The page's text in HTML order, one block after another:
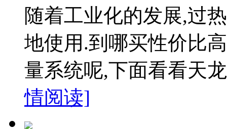
随着工业化的发展,过
地使用.到哪买性价比
量系统呢,下面看看天
情阅读]